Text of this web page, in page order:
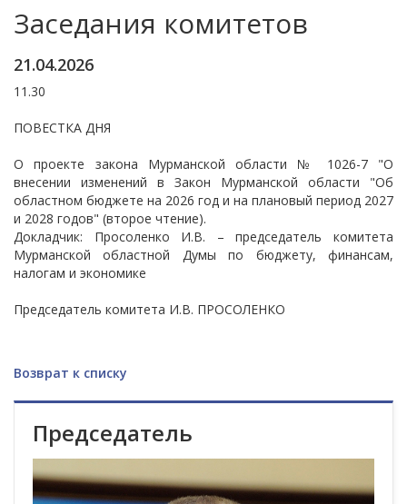
Заседания комитетов
21.04.2026
11.30
ПОВЕСТКА ДНЯ
О проекте закона Мурманской области № 1026-7 "О
внесении изменений в Закон Мурманской области "Об
областном бюджете на 2026 год и на плановый период 2027
и 2028 годов" (второе чтение).
Докладчик: Просоленко И.В. – председатель комитета
Мурманской областной Думы по бюджету, финансам,
налогам и экономике
Председатель комитета И.В. ПРОСОЛЕНКО
Возврат к списку
Председатель